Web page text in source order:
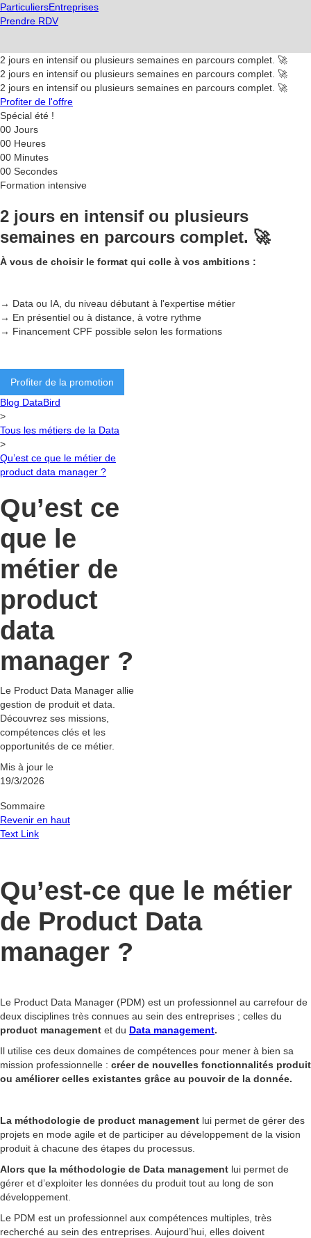
ParticuliersEntreprises
Prendre RDV
2 jours en intensif ou plusieurs semaines en parcours complet. 🚀
2 jours en intensif ou plusieurs semaines en parcours complet. 🚀
2 jours en intensif ou plusieurs semaines en parcours complet. 🚀
Profiter de l'offre
Spécial été !
00 Jours
00 Heures
00 Minutes
00 Secondes
Formation intensive
2 jours en intensif ou plusieurs
semaines en parcours complet. 🚀
À vous de choisir le format qui colle à vos ambitions :
→ Data ou IA, du niveau débutant à l'expertise métier
→ En présentiel ou à distance, à votre rythme
→ Financement CPF possible selon les formations
Profiter de la promotion
Blog DataBird
>
Tous les métiers de la Data
>
Qu’est ce que le métier de
product data manager ?
Qu’est ce
que le
métier de
product
data
manager ?
Le Product Data Manager allie
gestion de produit et data.
Découvrez ses missions,
compétences clés et les
opportunités de ce métier.
Mis à jour le
19/3/2026
Sommaire
Revenir en haut
Text Link
Qu’est-ce que le métier
de Product Data
manager ?
Le Product Data Manager (PDM) est un professionnel au carrefour de
deux disciplines très connues au sein des entreprises ; celles du
product management et du Data management.
Il utilise ces deux domaines de compétences pour mener à bien sa
mission professionnelle : créer de nouvelles fonctionnalités produit
ou améliorer celles existantes grâce au pouvoir de la donnée.
La méthodologie de product management lui permet de gérer des
projets en mode agile et de participer au développement de la vision
produit à chacune des étapes du processus.
Alors que la méthodologie de Data management lui permet de
gérer et d’exploiter les données du produit tout au long de son
développement.
Le PDM est un professionnel aux compétences multiples, très
recherché au sein des entreprises. Aujourd’hui, elles doivent